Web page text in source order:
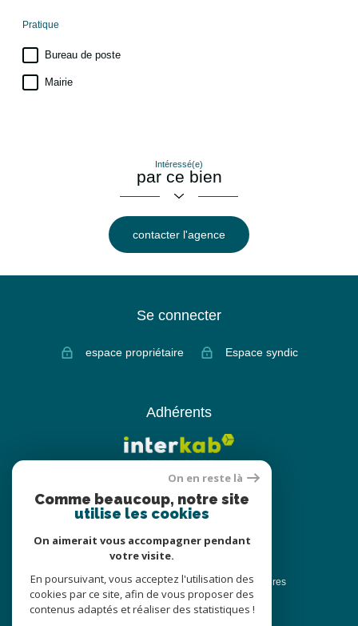
Pratique
Bureau de poste
Mairie
Intéressé(e)
par ce bien
contacter l'agence
Se connecter
espace propriétaire Espace syndic
Adhérents
© 2022 Tous droits réservés
Traduction powered by Google Nos honoraires
Plan du site Nos honoraires
On en reste là
Comme beaucoup, notre site
utilise les cookies
On aimerait vous accompagner pendant
votre visite.
En poursuivant, vous acceptez l'utilisation des
cookies par ce site, afin de vous proposer des
contenus adaptés et réaliser des statistiques !